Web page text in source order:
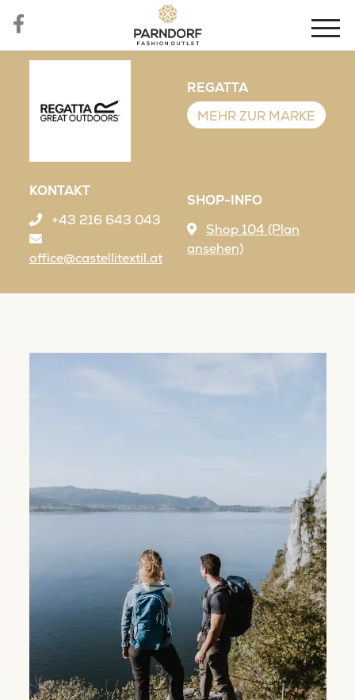
REGATTA
MEHR ZUR MARKE
KONTAKT
+43 216 643 043
office@castellitextil.at
SHOP-INFO
Shop 104 (Plan
ansehen)